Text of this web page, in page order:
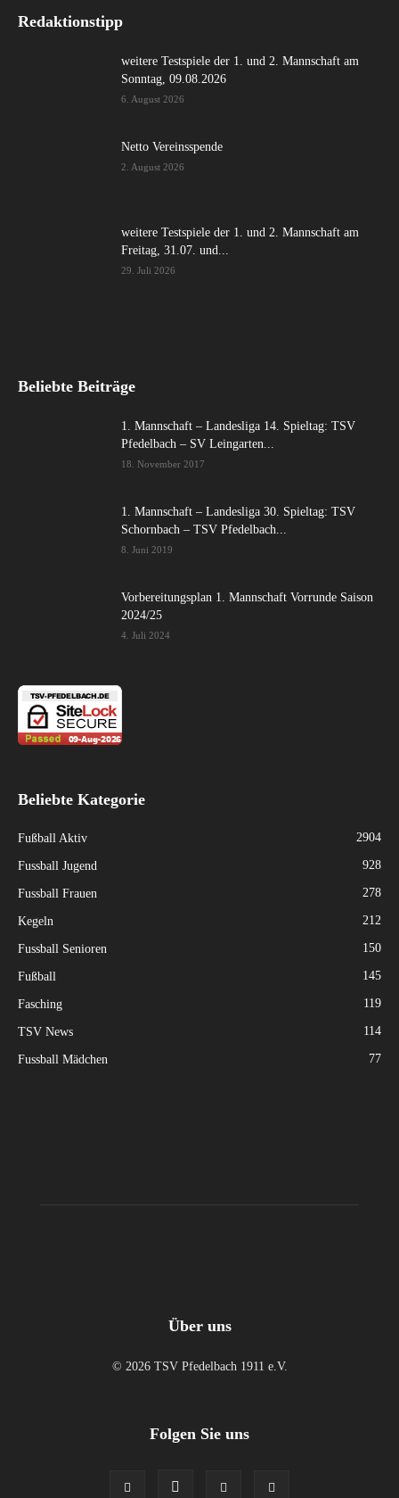
Redaktionstipp
weitere Testspiele der 1. und 2. Mannschaft am
Sonntag, 09.08.2026
6. August 2026
Netto Vereinsspende
2. August 2026
weitere Testspiele der 1. und 2. Mannschaft am
Freitag, 31.07. und...
29. Juli 2026
Beliebte Beiträge
1. Mannschaft – Landesliga 14. Spieltag: TSV
Pfedelbach – SV Leingarten...
18. November 2017
1. Mannschaft – Landesliga 30. Spieltag: TSV
Schornbach – TSV Pfedelbach...
8. Juni 2019
Vorbereitungsplan 1. Mannschaft Vorrunde Saison
2024/25
4. Juli 2024
Beliebte Kategorie
Fußball Aktiv 2904
Fussball Jugend 928
Fussball Frauen 278
Kegeln 212
Fussball Senioren 150
Fußball 145
Fasching 119
TSV News 114
Fussball Mädchen 77
Über uns
© 2026 TSV Pfedelbach 1911 e.V.
Folgen Sie uns